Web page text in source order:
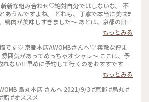
新な組み合わせ♡絶対自分ではしないな。 不
あうんですよね。 どれも、丁寧で本当に美味❣️
鴨肉が美味しすぎました〜 あとは、京都の日本
でした〜 #わたしのことりっぷ旅 #AWOMB #
#手織り寿司
もっとみる
です♡ 京都本店AWOMBさんへ♡ 素敵な佇ま
囲気があってめっちゃオシャレ〜 ここは、予
れない‼︎ 早めに予約して行くのをおすすです♡
ですね… #京都 #AWOMB #烏丸本店 #手織り寿
もっとみる
烏丸本店 さんへ 2021/9/3 #京都 #烏丸 #
鮨 #オススメ